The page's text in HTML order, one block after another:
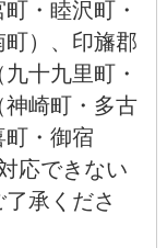
・睦沢町・
）、印旛郡
十九里町・
崎町・多古
・御宿
応できない
承くださ